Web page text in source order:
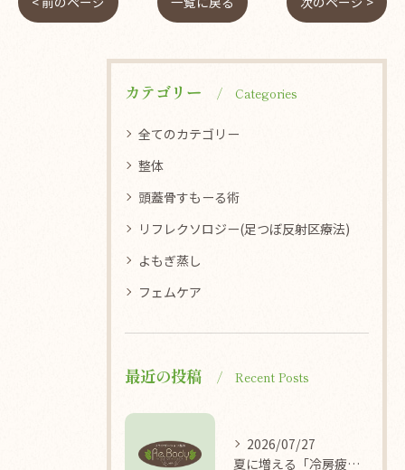
カテゴリー Categories
全てのカテゴリー
整体
頭蓋骨すもーる術
リフレクソロジー(足つぼ反射区療法)
よもぎ蒸し
フェムケア
最近の投稿 Recent Posts
2026/07/27
夏に増える「冷房疲れ」の原因を医学的に解説/袖ケ浦/リラクゼーション整体Re.Body